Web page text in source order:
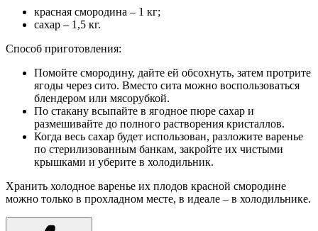
красная смородина – 1 кг;
сахар – 1,5 кг.
Способ приготовления:
Помойте смородину, дайте ей обсохнуть, затем протрите
ягоды через сито. Вместо сита можно воспользоваться
блендером или мясорубкой.
По стакану всыпайте в ягодное пюре сахар и
размешивайте до полного растворения кристаллов.
Когда весь сахар будет использован, разложите варенье
по стерилизованным банкам, закройте их чистыми
крышками и уберите в холодильник.
Хранить холодное варенье их плодов красной смородине
можно только в прохладном месте, в идеале – в холодильнике.